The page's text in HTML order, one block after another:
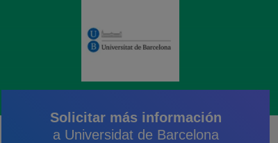
Solicitar más información
a Universidat de Barcelona